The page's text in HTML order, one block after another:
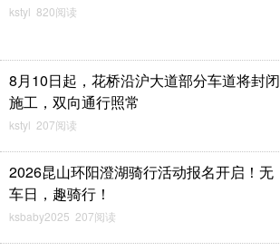
kstyl 820阅读
8月10日起，花桥沿沪大道部分车道将封闭
施工，双向通行照常
kstyl 207阅读
2026昆山环阳澄湖骑行活动报名开启！无
车日，趣骑行！
ksbaby2025 207阅读